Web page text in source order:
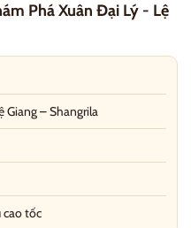
Phá Xuân Đại Lý - Lệ
Giang – Shangrila
cao tốc